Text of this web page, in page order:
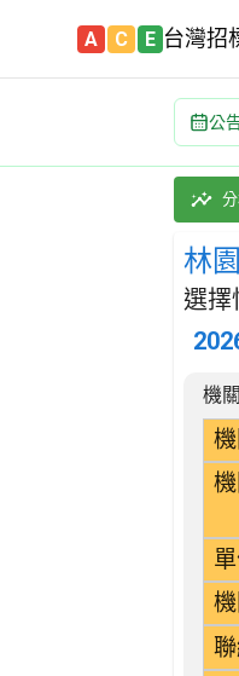
A C E 台灣招
公
林園高
採購類
林
選擇
招標
機